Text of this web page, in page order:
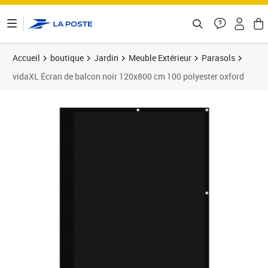
Accueil boutique Jardin Meuble Extérieur
Parasols
vidaXL Écran de balcon noir 120x800 cm 100 polyester oxford